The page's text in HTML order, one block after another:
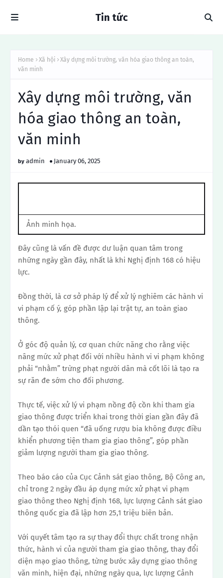
Tin tức
Home Xã hội
Xây dựng môi trường, văn hóa giao thông an toàn,
văn minh
Xây dựng môi trường, văn
hóa giao thông an toàn,
văn minh
admin January 06, 2025
Ảnh minh họa.
Đây cũng là vấn đề được dư luận quan tâm trong
những ngày gần đây, nhất là khi Nghị định 168 có hiệu
lực.
Đồng thời, là cơ sở pháp lý để xử lý nghiêm các hành vi
vi phạm cố ý, góp phần lập lại trật tự, an toàn giao
thông.
Ở góc độ quản lý, cơ quan chức năng cho rằng việc
nâng mức xử phạt đối với nhiều hành vi vi phạm không
phải “nhằm” trừng phạt người dân mà cốt lõi là tạo ra
sự răn đe sớm cho đối phương.
Thực tế, việc xử lý vi phạm nồng độ cồn khi tham gia
giao thông được triển khai trong thời gian gần đây đã
dần tạo thói quen “đã uống rượu bia không được điều
khiển phương tiện tham gia giao thông”, góp phần
giảm lượng người tham gia giao thông.
Theo báo cáo của Cục Cảnh sát giao thông, Bộ Công an,
chỉ trong 2 ngày đầu áp dụng mức xử phạt vi phạm
giao thông theo Nghị định 168, lực lượng Cảnh sát giao
thông quốc gia đã lập hơn 25,1 triệu biên bản.
Với quyết tâm tạo ra sự thay đổi thực chất trong nhận
thức, hành vi của người tham gia giao thông, thay đổi
diện mạo giao thông, từng bước xây dựng giao thông
văn minh, hiện đại, những ngày qua, lực lượng Cảnh